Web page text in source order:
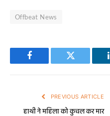
Offbeat News
Facebook Twitter
PREVIOUS ARTICLE
हाथी ने महिला को कुचल कर मार